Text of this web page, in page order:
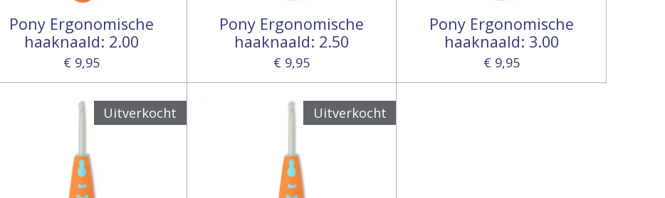
Pony Ergonomische
haaknaald: 2.00
€ 9,95
Pony Ergonomische
haaknaald: 2.50
€ 9,95
Pony Ergonomische
haaknaald: 3.00
€ 9,95
Uitverkocht Uitverkocht